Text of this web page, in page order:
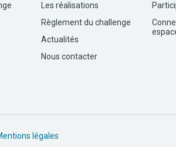
Les réalisations
Règlement du challenge
Actualités
Nous contacter
légales